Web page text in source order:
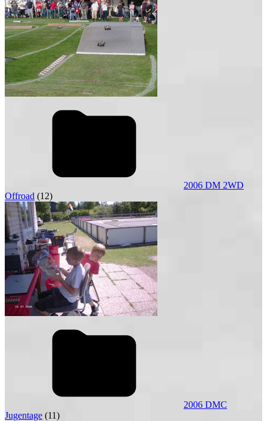
2006 DM 2WD
Offroad (12)
2006 DMC
Jugentage (11)